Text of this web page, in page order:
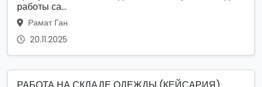
работы са...
Рамат Ган
20.11.2025